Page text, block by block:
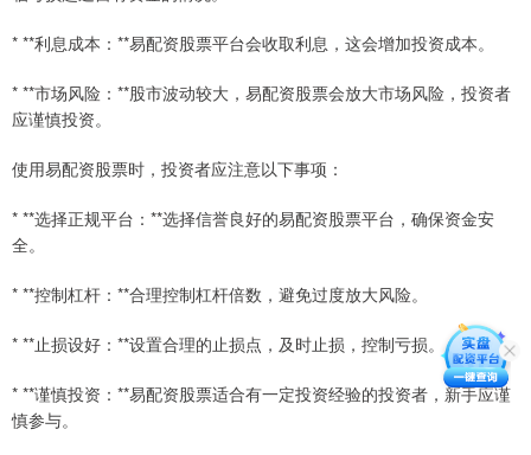
* **利息成本：**易配资股票平台会收取利息，这会增加投资成本。
* **市场风险：**股市波动较大，易配资股票会放大市场风险，投资者
应谨慎投资。
使用易配资股票时，投资者应注意以下事项：
* **选择正规平台：**选择信誉良好的易配资股票平台，确保资金安
全。
* **控制杠杆：**合理控制杠杆倍数，避免过度放大风险。
* **止损设好：**设置合理的止损点，及时止损，控制亏损。
* **谨慎投资：**易配资股票适合有一定投资经验的投资者，新手应谨
慎参与。